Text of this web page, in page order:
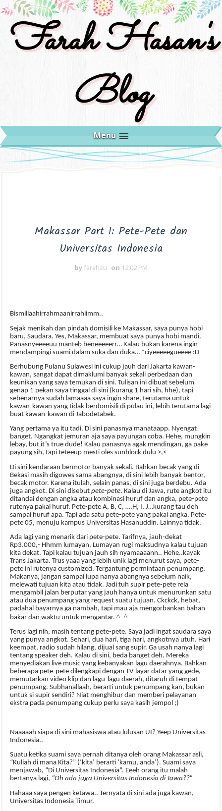
Farah Hasan's
Blog
Menu
Makassar Part 1: Pete-Pete dan
Universitas Indonesia
by farahzu on 12:02 PM
Bismillaahirrahmaanirrahiimm..
Sejak menikah dan pindah domisili ke Makassar, saya punya hobi
baru, Saudara. Yes, Makassar, membuat saya punya hobi mandi.
Panasnyeeeeuu manteb beneeeeerr… Kalau bukan karena ingin
mendampingi suami dalam suka dan duka… *ciyeeeeegueeee :D
Berhubung Pulanu Sulawesi ini cukup jauh dari Jakarta kawan-
kawan, sangat dapat dimaklumi banyak sekali perbedaan dan
keunikan yang saya temukan di sini. Tulisan ini dibuat sebelum
genap 1 pekan saya tinggal di sini (kurang 1 hari sih, hhe), tapi
sebenarnya sudah lamaaaa saya ingin share, terutama untuk
kawan-kawan yang tidak berdomisili di pulau ini, lebih terutama lagi
buat kawan-kawan di Jabodetabek.
Yang pertama ya itu tadi. Di sini panasnya manataapp. Nyengat
banget. Ngangkat jemuran aja saya payungan coba. Hehe, mungkin
lebay, but it’s true dude! Kalau panasnya agak mendingan, ga pake
payung sih, tapi teteeup mesti oles sunblock dulu >,<
Di sini kendaraan bermotor banyak sekali. Bahkan becak yang di
Bekasi masih digowes sama abangnya, di sini lebih banyak bentor,
becak motor. Karena itulah, selain panas, di sini juga berdebu. Ada
juga angkot. Di sini disebut pete-pete. Kalau di Jawa, rute angkot itu
ditandai dengan angka atau kombinasi huruf dan angka, pete-pete
rutenya pakai huruf. Pete-pete A, B, C, ….H, I, J…kurang tau deh
sampai huruf apa. Tapi ada satu pete-pete yang pakai angka. Pete-
pete 05, menuju kampus Universitas Hasanuddin. Lainnya tidak.
Ada lagi yang menarik dari pete-pete. Tarifnya, jauh-dekat
Rp3.000,- Hhmm lumayan. Lumayan rugi maksudnya kalau tujuan
kita dekat. Tapi kalau tujuan jauh sih nyamaaaann.. Hehe..kayak
Trans Jakarta. Trus yaaa yang lebih unik lagi menurut saya, pete-
pete ini rutenya customized. Tergantung permintaan penumpang.
Makanya, jangan sampai lupa nanya abangnya sebelum naik,
melewati tujuan kita atau tidak. Jadi tuh supir pete-pete rela
mengambil jalan berputar yang jauh hanya untuk menurunkan satu
atau dua penumpang yang request suatu tujuan. Ckckck, hebat,
padahal bayarnya ga nambah, tapi mau aja mengorbankan bahan
bakar dan waktu untuk mengantar. ^_^
Terus lagi nih, masih tentang pete-pete. Saya jadi ingat saudara saya
yang punya angkot. Sehari, dua hari, tiga hari, angkotnya utuh. Hari
keempat, radio sudah hilang, dijual sang supir. Ga usah nanya lagi
tentang speaker deh. Kalau di sini, beda banget deh. Mereka
menyediakan live music yang kebanyakan lagu daerahnya. Bahkan
beberapa pete-pete dilengkapi dengan TV layar datar yang gede,
memutarkan video klip dan lagu-lagu daerah, ditaruh di tempat
penumpang. Subhanallaah, berarti untuk penumpang kan, bukan
untuk si supir sendiri? Niat menghibur dan memberi pelayanan
ekstra pada penumpang cukup perlu saya kasih jempol ;)
Naaaaah siapa di sini mahasiswa atau lulusan UI? Yeep Universitas
Indonesia..
Suatu ketika suami saya pernah ditanya oleh orang Makassar asli,
“Kuliah di mana Kita?” (‘kita’ berarti ‘kamu, anda’). Suami saya
menjawab, “Di Universitas Indonesia”. Eeeh orang itu malah
bertanya lagi, “Oh ada juga Universitas Indonesia di Jawa??”
Hahaaa saya pengen ketawa.. Ternyata di sini ada juga kawan,
Universitas Indonesia Timur.